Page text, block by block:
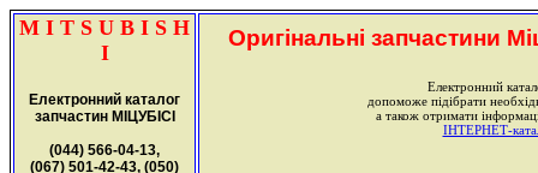
M I T S U B I S H
I
Електронний каталог
запчастин МІЦУБІСІ
(044) 566-04-13,
(067) 501-42-43, (050)
Оригінальні запчастини
Електронний
допоможе підібрати
а також отримати
ІНТЕРНЕТ-